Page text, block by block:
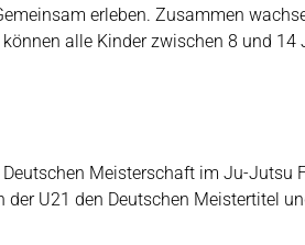
erleben. Zusammen
alle Kinder zwischen 8 und 14
Meisterschaft im Ju-Jutsu
U21 den Deutschen Meistertitel